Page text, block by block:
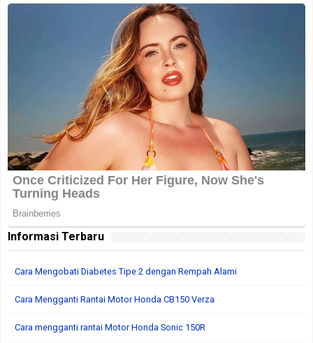
Informasi Terbaru
Cara Mengobati Diabetes Tipe 2 dengan Rempah Alami
Cara Mengganti Rantai Motor Honda CB150 Verza
Cara mengganti rantai Motor Honda Sonic 150R